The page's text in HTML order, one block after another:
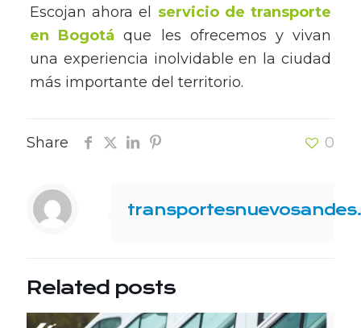
Escojan ahora el servicio de transporte
en Bogotá que les ofrecemos y vivan
una experiencia inolvidable en la ciudad
más importante del territorio.
Share 0
Related posts